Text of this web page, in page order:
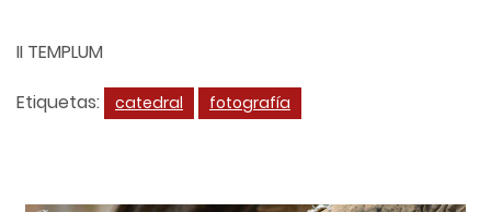
II TEMPLUM
Etiquetas:
catedral fotografía